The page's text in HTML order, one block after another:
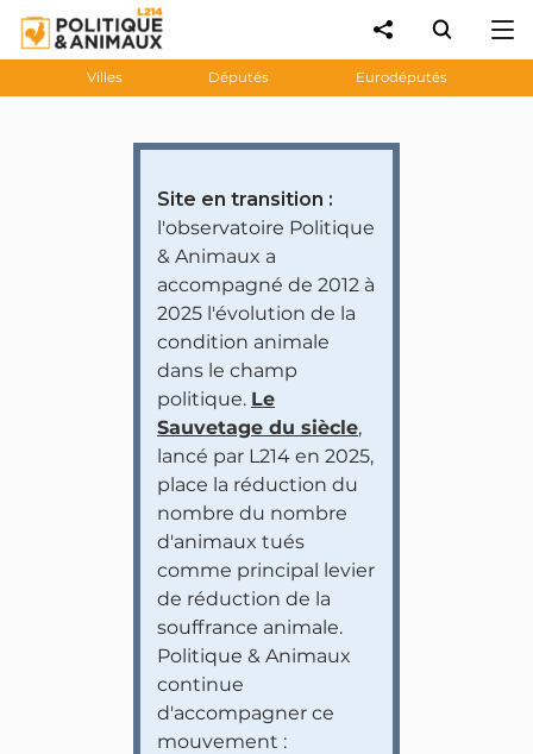
Villes Députés Eurodéputés
Site en transition :
l'observatoire Politique
& Animaux a
accompagné de 2012 à
2025 l'évolution de la
condition animale
dans le champ
politique. Le
Sauvetage du siècle,
lancé par L214 en 2025,
place la réduction du
nombre du nombre
d'animaux tués
comme principal levier
de réduction de la
souffrance animale.
Politique & Animaux
continue
d'accompagner ce
mouvement :